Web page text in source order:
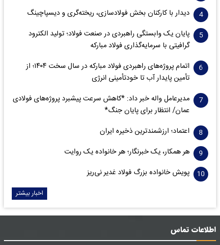
دیدار با کارکنان بخش فولادسازی، ریخته‌گری و دیسپاچینگ
پایان یک وابستگی راهبردی در صنعت فولاد؛ تولید الکترود
گرافیتی با سرمایه‌گذاری فولاد مبارکه
اتمام پروژه‌های راهبردی فولاد مبارکه در سال سخت ۱۴۰۴؛ از
تأمین پایدار آب تا خودتأمینی انرژی
مدیرعامل واله خبر داد: *کاهش سرعت پیشبرد پروژه‌های فولادی
عمان/ انتظار برای پایان جنگ*
اعتماد؛ ارزشمندترین ذخیره ایران
هر همکار، یک خبرنگار؛ هر خانواده یک روایت
پویش خانواده بزرگ فولاد غدیر نی‌ریز
اخبار بیشتر
اطلاعات تماس